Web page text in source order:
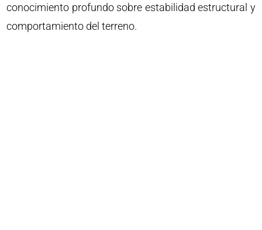
conocimiento profundo sobre estabilidad estructural y
comportamiento del terreno.